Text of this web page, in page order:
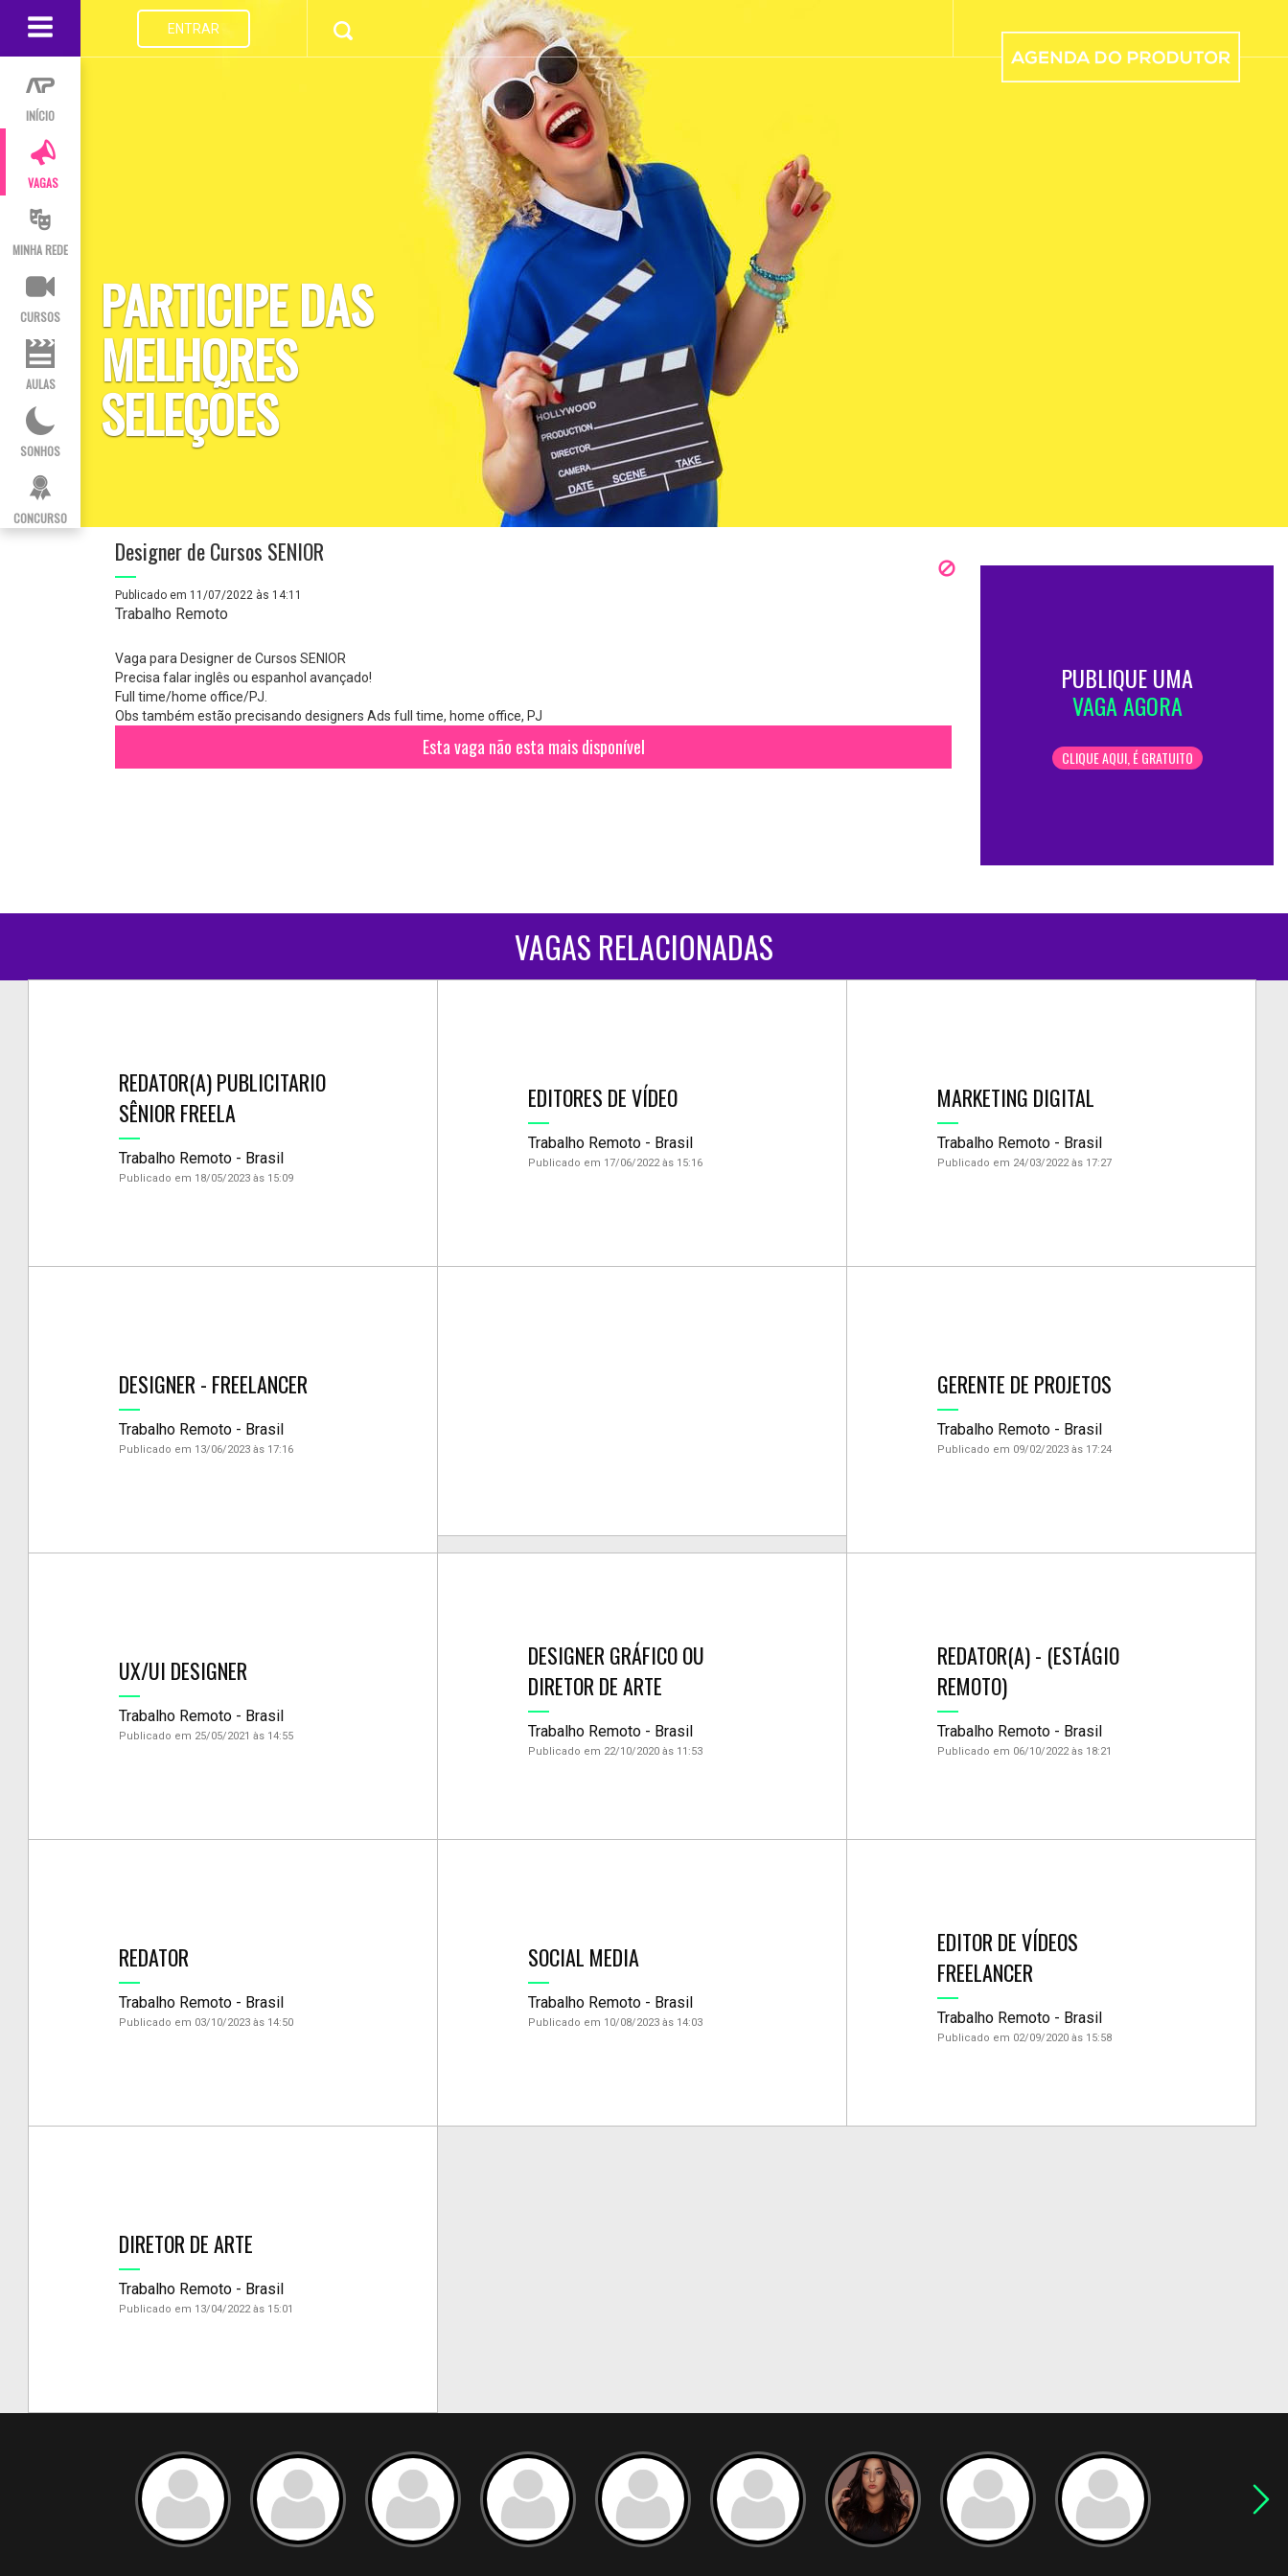
INÍCIO
VAGAS
MINHA REDE
CURSOS
AULAS
SONHOS
CONCURSO
ENTRAR
PARTICIPE DAS
MELHORES
SELEÇÕES
Designer de Cursos SENIOR
Publicado em 11/07/2022 às 14:11
Trabalho Remoto
Vaga para Designer de Cursos SENIOR
Precisa falar inglês ou espanhol avançado!
Full time/home office/PJ.
Obs também estão precisando designers Ads full time, home office, PJ
Esta vaga não esta mais disponível
PUBLIQUE UMA
VAGA AGORA
CLIQUE AQUI, É GRATUITO
VAGAS RELACIONADAS
REDATOR(A) PUBLICITARIO
SÊNIOR FREELA
Trabalho Remoto - Brasil
Publicado em 18/05/2023 às 15:09
EDITORES DE VÍDEO
Trabalho Remoto - Brasil
Publicado em 17/06/2022 às 15:16
MARKETING DIGITAL
Trabalho Remoto - Brasil
Publicado em 24/03/2022 às 17:27
DESIGNER - FREELANCER
Trabalho Remoto - Brasil
Publicado em 13/06/2023 às 17:16
GERENTE DE PROJETOS
Trabalho Remoto - Brasil
Publicado em 09/02/2023 às 17:24
UX/UI DESIGNER
Trabalho Remoto - Brasil
Publicado em 25/05/2021 às 14:55
DESIGNER GRÁFICO OU
DIRETOR DE ARTE
Trabalho Remoto - Brasil
Publicado em 22/10/2020 às 11:53
REDATOR(A) - (ESTÁGIO
REMOTO)
Trabalho Remoto - Brasil
Publicado em 06/10/2022 às 18:21
REDATOR
Trabalho Remoto - Brasil
Publicado em 03/10/2023 às 14:50
SOCIAL MEDIA
Trabalho Remoto - Brasil
Publicado em 10/08/2023 às 14:03
EDITOR DE VÍDEOS
FREELANCER
Trabalho Remoto - Brasil
Publicado em 02/09/2020 às 15:58
DIRETOR DE ARTE
Trabalho Remoto - Brasil
Publicado em 13/04/2022 às 15:01